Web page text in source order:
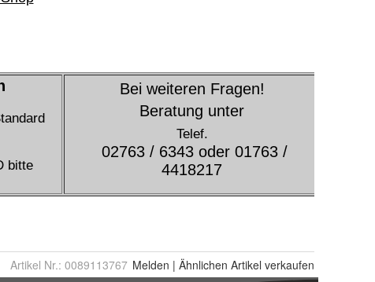
Artikel Nr.: 0089113767 Melden | Ähnlichen Artikel verkaufen